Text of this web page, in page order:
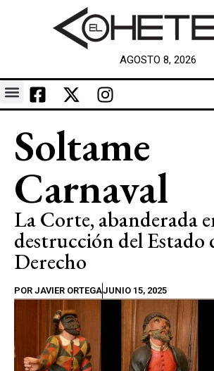
AGOSTO 8, 2026
Soltame
Carnaval
La Corte, abanderada
destrucción del Estado
Derecho
POR JAVIER ORTEGAJUNIO 15, 2025